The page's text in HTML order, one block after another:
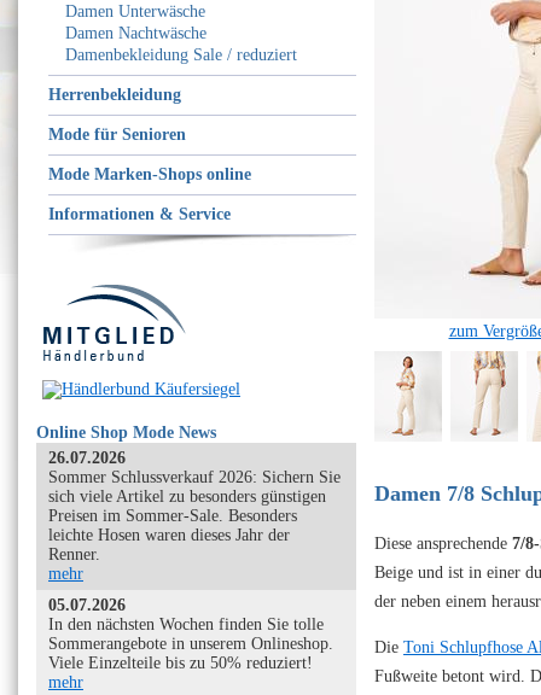
Damen Unterwäsche
Damen Nachtwäsche
Damenbekleidung Sale / reduziert
Herrenbekleidung
Mode für Senioren
Mode Marken-Shops online
Informationen & Service
Online Shop Mode News
26.07.2026
Sommer Schlussverkauf 2026: Sichern Sie
sich viele Artikel zu besonders günstigen
Preisen im Sommer-Sale. Besonders
leichte Hosen waren dieses Jahr der
Renner.
mehr
05.07.2026
In den nächsten Wochen finden Sie tolle
Sommerangebote in unserem Onlineshop.
Viele Einzelteile bis zu 50% reduziert!
mehr
zum
Damen 7/8
Diese ansprechende 7/
Beige und ist in einer
der neben einem
Die Toni Schlupfhose
Fußweite betont wird.